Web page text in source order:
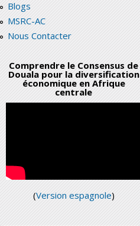
Blogs
MSRC-AC
Nous Contacter
Comprendre le Consensus de
Douala pour la diversification
économique en Afrique
centrale
(Version espagnole)